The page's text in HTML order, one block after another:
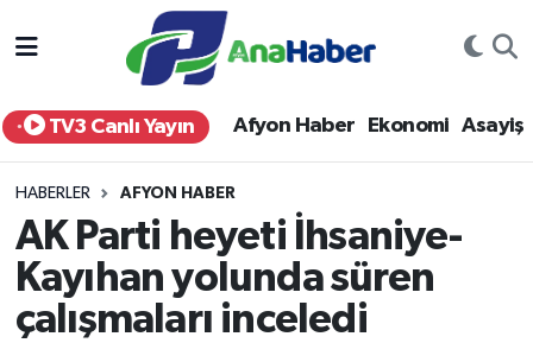
TV3 Canlı Yayın Afyon Haber Ekonomi Asayiş
HABERLER AFYON HABER
AK Parti heyeti İhsaniye-
Kayıhan yolunda süren
çalışmaları inceledi
Yurt Haber
Afyon Haber
Siyaset
Spor
Afyonkarahisar Nöbetçi Eczaneler
Afyonkarahisar Hava Durumu
Afyonkarahisar Namaz Vakitleri
Afyonkarahisar Trafik Yoğunluk Haritası
Süper Lig Puan Durumu ve Fikstür